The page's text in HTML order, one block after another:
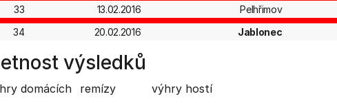
33
13.02.2016 Pelhřimov
34
20.02.2016 Jablonec
výsledků
domácích remízy
výhry hostí